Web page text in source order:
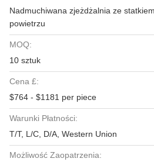
Nadmuchiwana zjeżdżalnia ze
powietrzu
MOQ:
10 sztuk
Cena £:
$764 - $1181 per piece
Warunki Płatności:
T/T, L/C, D/A, Western Union
Możliwość Zaopatrzenia: